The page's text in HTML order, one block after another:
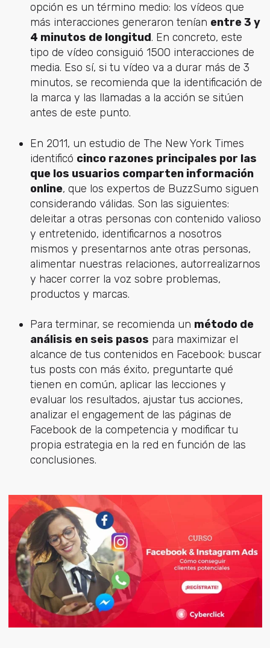
opción es un término medio: los vídeos que
más interacciones generaron tenían entre 3 y
4 minutos de longitud. En concreto, este
tipo de vídeo consiguió 1500 interacciones de
media. Eso sí, si tu vídeo va a durar más de 3
minutos, se recomienda que la identificación de
la marca y las llamadas a la acción se sitúen
antes de este punto.
En 2011, un estudio de The New York Times
identificó cinco razones principales por las
que los usuarios comparten información
online, que los expertos de BuzzSumo siguen
considerando válidas. Son las siguientes:
deleitar a otras personas con contenido valioso
y entretenido, identificarnos a nosotros
mismos y presentarnos ante otras personas,
alimentar nuestras relaciones, autorrealizarnos
y hacer correr la voz sobre problemas,
productos y marcas.
Para terminar, se recomienda un método de
análisis en seis pasos para maximizar el
alcance de tus contenidos en Facebook: buscar
tus posts con más éxito, preguntarte qué
tienen en común, aplicar las lecciones y
evaluar los resultados, ajustar tus acciones,
analizar el engagement de las páginas de
Facebook de la competencia y modificar tu
propia estrategia en la red en función de las
conclusiones.